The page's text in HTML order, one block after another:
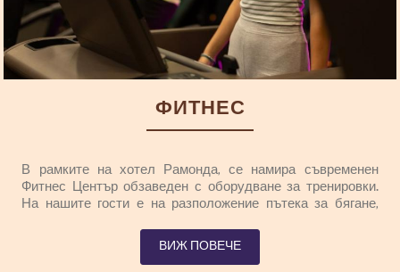
ФИТНЕС
В рамките на хотел Рамонда, се намира съвременен
Фитнес Център обзаведен с оборудване за тренировки.
На нашите гости е на разположение пътека за бягане,
топ форма и последователни на собствения си режим на
ВИЖ ПОВЕЧЕ